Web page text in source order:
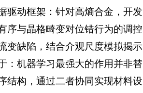
驱动框架：针对高熵合金，开发
序与晶格畸变对位错行为的调控
变缺陷，结合介观尺度模拟揭示
：机器学习最强大的作用并非替
结构，通过二者协同实现材料设